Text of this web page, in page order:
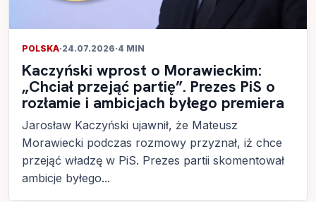
POLSKA·24.07.2026·4 MIN
Kaczyński wprost o Morawieckim:
„Chciał przejąć partię”. Prezes PiS o
rozłamie i ambicjach byłego premiera
Jarosław Kaczyński ujawnił, że Mateusz
Morawiecki podczas rozmowy przyznał, iż chce
przejąć władzę w PiS. Prezes partii skomentował
ambicje byłego...